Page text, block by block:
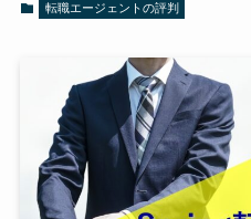
転職エージェントの評判